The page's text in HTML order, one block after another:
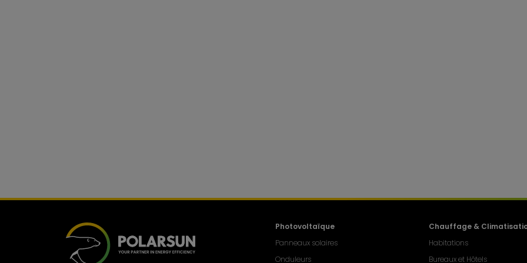
Photovoltaïque
Panneaux solaires
Onduleurs
Chauffage &
Habitations
Bureaux et Hôtels